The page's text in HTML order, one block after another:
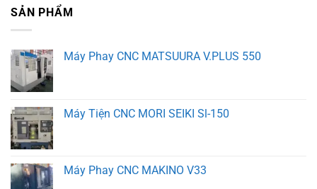
SẢN PHẨM
Máy Phay CNC MATSUURA V.PLUS 550
Máy Tiện CNC MORI SEIKI Sl-150
Máy Phay CNC MAKINO V33